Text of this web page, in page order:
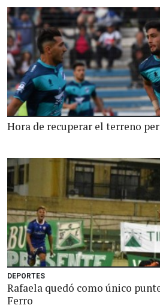
Hora de recuperar el terreno
DEPORTES
Rafaela quedó como único
Ferro